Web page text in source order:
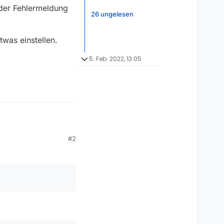
Fehlermeldung
einstellen.
Das ebenfalls
nicht mehr möglich,
Beim “Prüfen”
#2
26 ungelesen
5. Feb. 2022, 13:05